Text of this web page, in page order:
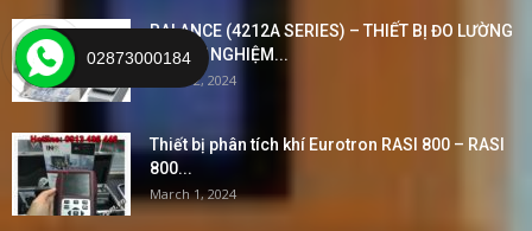
BALANCE (4212A SERIES) – THIẾT BỊ ĐO LƯỜNG
VÀ THỬ NGHIỆM...
March 2, 2024
Thiết bị phân tích khí Eurotron RASI 800 – RASI
800...
March 1, 2024
02873000184